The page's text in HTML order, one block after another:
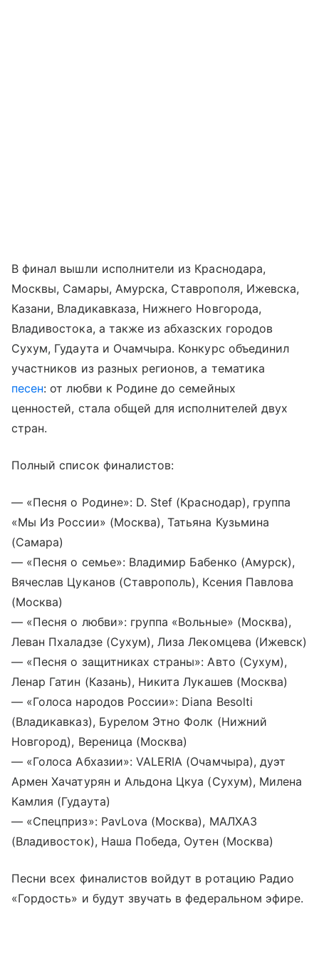
В финал вышли исполнители из Краснодара,
Москвы, Самары, Амурска, Ставрополя, Ижевска,
Казани, Владикавказа, Нижнего Новгорода,
Владивостока, а также из абхазских городов
Сухум, Гудаута и Очамчыра. Конкурс объединил
участников из разных регионов, а тематика
песен: от любви к Родине до семейных
ценностей, стала общей для исполнителей двух
стран.
Полный список финалистов:
— «Песня о Родине»: D. Stef (Краснодар), группа
«Мы Из России» (Москва), Татьяна Кузьмина
(Самара)
— «Песня о семье»: Владимир Бабенко (Амурск),
Вячеслав Цуканов (Ставрополь), Ксения Павлова
(Москва)
— «Песня о любви»: группа «Вольные» (Москва),
Леван Пхаладзе (Сухум), Лиза Лекомцева (Ижевск)
— «Песня о защитниках страны»: Авто (Сухум),
Ленар Гатин (Казань), Никита Лукашев (Москва)
— «Голоса народов России»: Diana Besolti
(Владикавказ), Бурелом Этно Фолк (Нижний
Новгород), Вереница (Москва)
— «Голоса Абхазии»: VALERIA (Очамчыра), дуэт
Армен Хачатурян и Альдона Цкуа (Сухум), Милена
Камлия (Гудаута)
— «Спецприз»: PavLova (Москва), МАЛХАЗ
(Владивосток), Наша Победа, Оутен (Москва)
Песни всех финалистов войдут в ротацию Радио
«Гордость» и будут звучать в федеральном эфире.